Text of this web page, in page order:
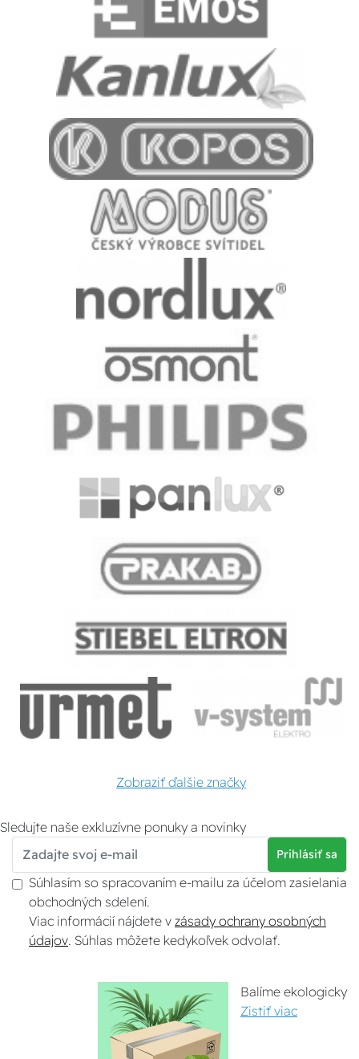
Zobraziť ďalšie značky
Sledujte naše exkluzívne ponuky a novinky
Prihlásiť sa
Súhlasím so spracovaním e-mailu za účelom zasielania
obchodných sdelení.
Viac informácií nájdete v zásady ochrany osobných
údajov . Súhlas môžete kedykoľvek odvolať.
Balíme ekologicky
Zistiť viac